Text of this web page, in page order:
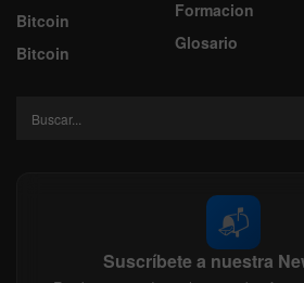
Bitcoin
Bitcoin
Formacion
Glosario
📬
Suscríbete a nuestra